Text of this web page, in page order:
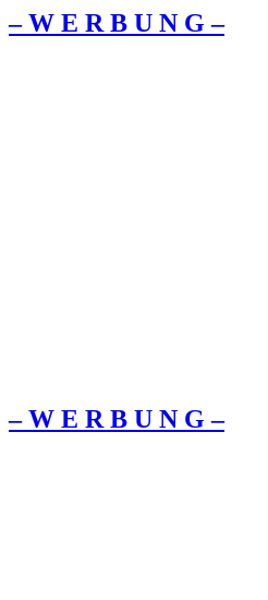
– W Ε R Β U Ν G –
– W Ε R Β U Ν G –